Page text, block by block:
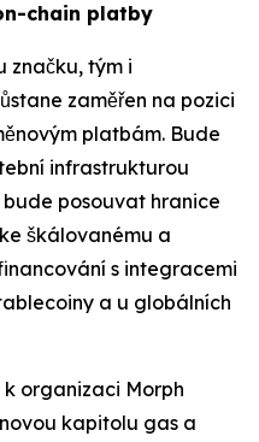
chain platby
značku, tým i
zaměřen na pozici
platbám. Bude
infrastrukturou
posouvat hranice
škálovanému a
s integracemi
a u globálních
k organizaci Morph
kapitolu gas a